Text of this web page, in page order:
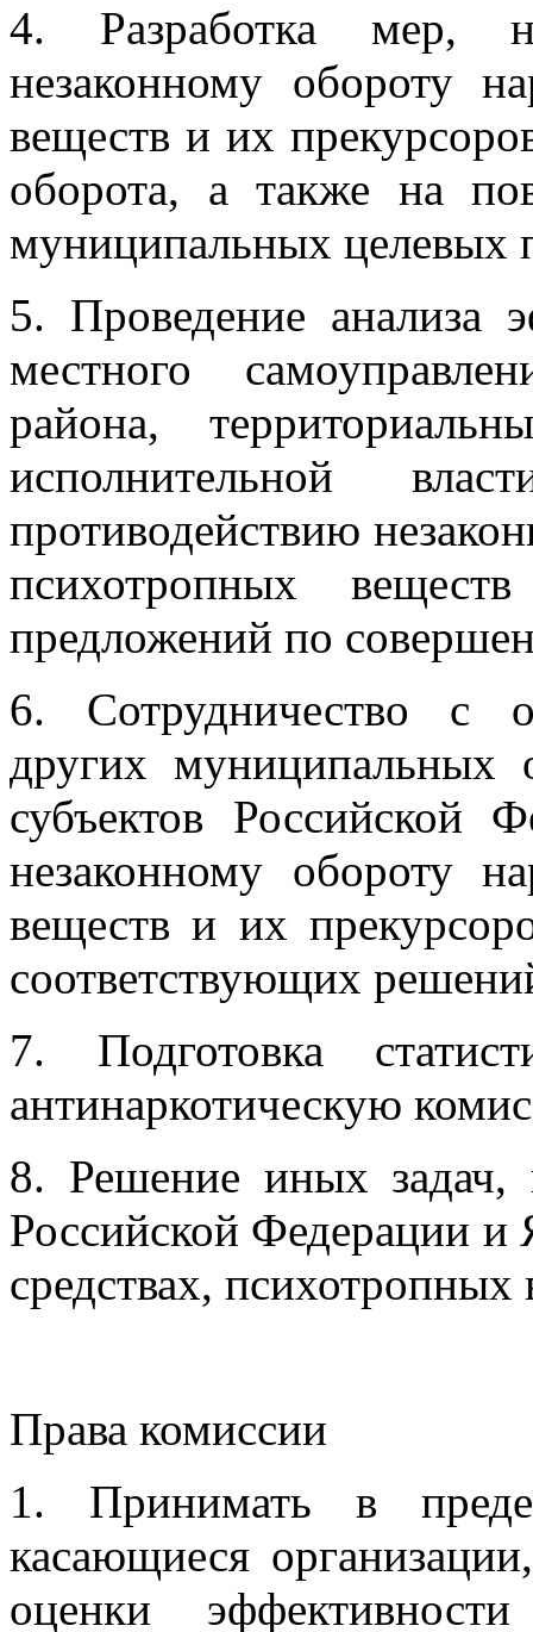
4. Разработка мер,
незаконному обороту
веществ и их
оборота, а также на
муниципальных целевых
5. Проведение анализа
местного
района,
исполнительной
противодействию
психотропных
предложений по
6. Сотрудничество с
других муниципальных
субъектов Российской
незаконному обороту
веществ и их
соответствующих
7. Подготовка
антинаркотическую
8. Решение иных задач,
Российской Федерации и
средствах,
Права комиссии
1. Принимать в
касающиеся
оценки